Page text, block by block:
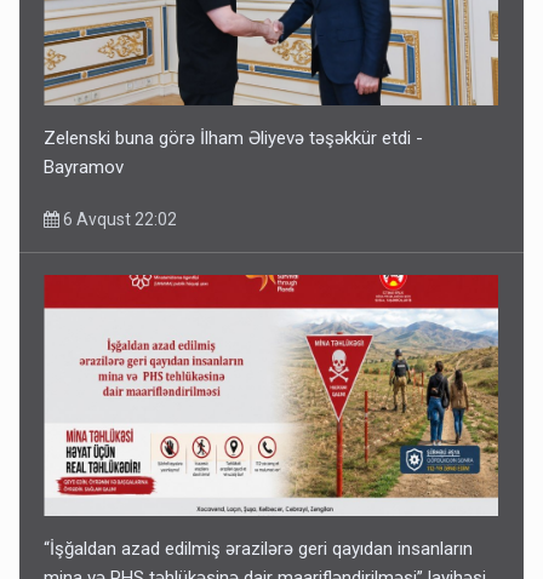
Zelenski buna görə İlham Əliyevə təşəkkür etdi -
Bayramov
6 Avqust 22:02
“İşğaldan azad edilmiş ərazilərə geri qayıdan insanların